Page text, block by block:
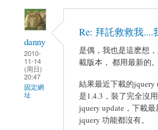
danny
2010-
11-14
(周日)
20:47
固定網
址
Re: 拜託救救我....
是偶，我也是這麽想
載版本， 都用最新的。
結果最近下載的jquery
是1.4.3，裝了完全沒
jquery update，下載
jquery 功能都沒有。